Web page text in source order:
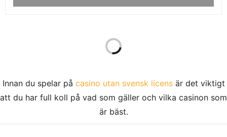
TRÄNING
TRÄNINGSGLÄDJE HOS
NORDIC WELLNESS